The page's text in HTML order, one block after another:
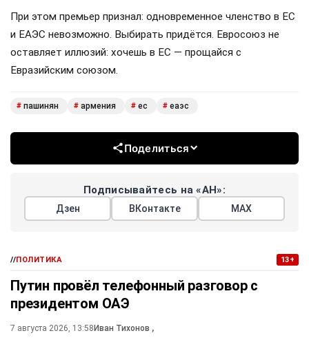
При этом премьер признал: одновременное членство в ЕС
и ЕАЭС невозможно. Выбирать придётся. Евросоюз не
оставляет иллюзий: хочешь в ЕС — прощайся с
Евразийским союзом.
# пашинян # армения # ес # еаэс
Поделиться
Подписывайтесь на «АН»:
Дзен ВКонтакте МАХ
//ПОЛИТИКА 13+
Путин провёл телефонный разговор с
президентом ОАЭ
7 августа 2026, 13:58Иван Тихонов ,